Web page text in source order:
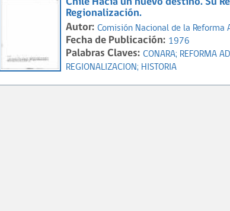
Regionalización.
Autor: Comisión Nacional de la Reforma
Fecha de Publicación: 1976
Palabras Claves: CONARA; REFORMA
REGIONALIZACION; HISTORIA